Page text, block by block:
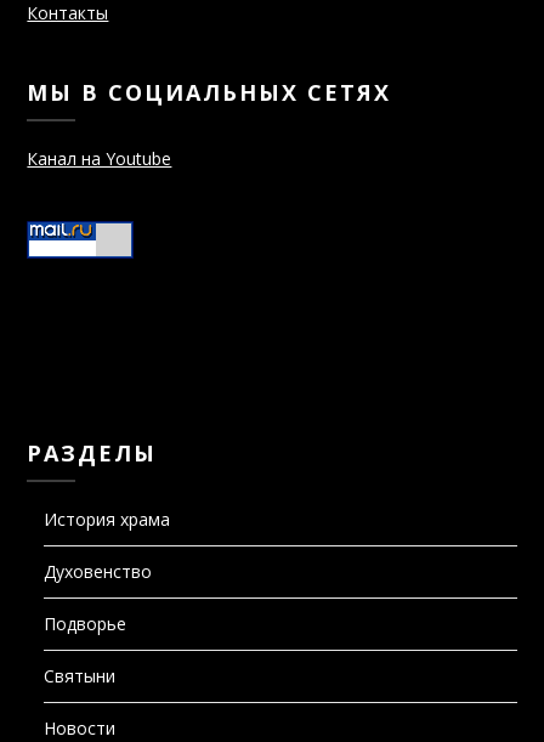
Контакты
МЫ В СОЦИАЛЬНЫХ СЕТЯХ
Канал на Youtube
РАЗДЕЛЫ
История храма
Духовенство
Подворье
Святыни
Новости